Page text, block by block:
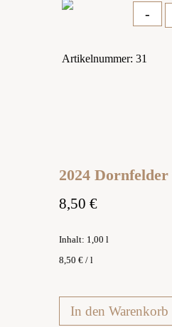
Quantity
-
Artikelnummer: 31
2024
8,50 €
Inhalt: 1,00 l
8,50 €/ l
In den Warenkorb